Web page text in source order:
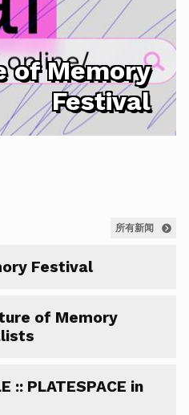
of Memory
Festival
所有新闻
Festival
of Memory
:: PLATESPACE in